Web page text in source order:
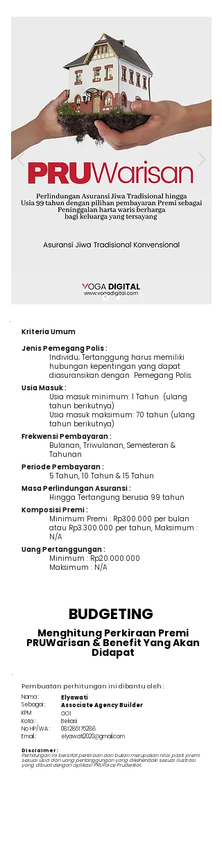
Kriteria Umum
Jenis Pemegang Polis :
Individu; Tertanggung harus memiliki
hubungan kepentingan yang dapat
diasuransikan dengan Pemegang Polis.
Usia Masuk :
Usia masuk minimum: 1 Tahun (ulang
tahun berikutnya)
Usia masuk maksimum: 70 tahun (ulang
tahun berikutnya)
Frekwensi Pembayaran :
Bulanan, Triwulanan, Semesteran &
Tahunan
Periode Pembayaran :
5 Tahun, 10 Tahun & 15 Tahun
Masa Perlindungan Asuransi :
Hingga Tertangung berusia 99 tahun
Komposisi Premi :
Minimum Premi : Rp300.000 per bulan
atau Rp3.300.000 per tahun, Maksimum :
N/A
Uang Pertanggungan :
Minimum : Rp20.000.000
Maksimum : N/A
BUDGETING
Menghitung Perkiraan Premi
PRUWarisan & Benefit Yang Akan
Didapat
Pembuatan perhitungan ini dibantu oleh :
Nama :
Elyawati
Sebagai :
Associate Agency Builder
KPM
GO1
Bekasi
Kota :
081286176288
No HP/WA :
Email :
elyawati2020@gmail.com
Disclaimer :
Perhitungan ini bersifat perkiraan dan bukan merupakan nilai pasti premi
sesuai usia dan uang pertanggungan yang dikehendaki sesuai ilustrasi
yang dibuat dengan aplikasi PRUForce Prudential.